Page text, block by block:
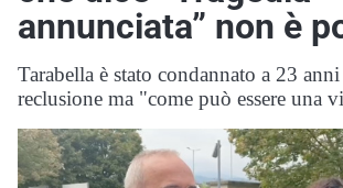
annunciata” non è
Tarabella è stato condannato a 23
reclusione ma "come può essere una